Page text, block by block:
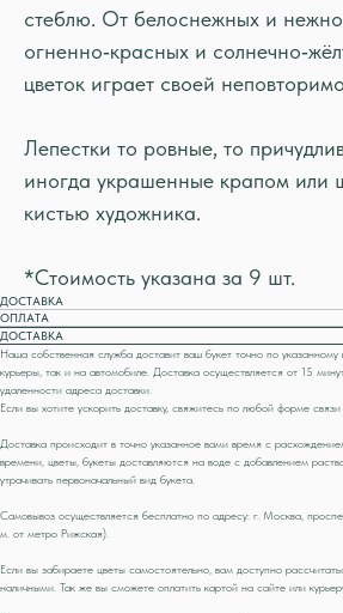
стеблю. От белоснежных и
огненно‑красных и
цветок играет своей
Лепестки то ровные, то
иногда украшенные крапом или
кистью художника.
*Стоимость указана за 9 шт.
ДОСТАВКА
ОПЛАТА
ДОСТАВКА
Наша собственная служба доставит ваш букет точно по
курьеры, так и на автомобиле. Доставка осуществляется от 15
удаленности адреса доставки.
Если вы хотите ускорить доставку, свяжитесь по любой форме
Доставка происходит в точно указанное вами время с
времени, цветы, букеты доставляются на воде с добавлением
утрачивать первоначальный вид букета.
Самовывоз осуществляется бесплатно по адресу: г. Москва,
м. от метро Рижская).
Если вы забираете цветы самостоятельно, вам доступно
наличными. Так же вы сможете оплатить картой на сайте или